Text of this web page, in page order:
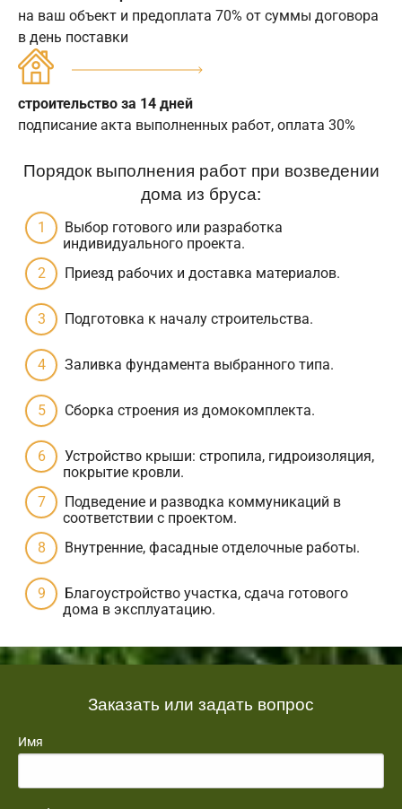
на ваш объект и предоплата 70% от суммы договора
в день поставки
строительство за 14 дней
подписание акта выполненных работ, оплата 30%
Порядок выполнения работ при возведении
дома из бруса:
Выбор готового или разработка
индивидуального проекта.
Приезд рабочих и доставка материалов.
Подготовка к началу строительства.
Заливка фундамента выбранного типа.
Сборка строения из домокомплекта.
Устройство крыши: стропила, гидроизоляция,
покрытие кровли.
Подведение и разводка коммуникаций в
соответствии с проектом.
Внутренние, фасадные отделочные работы.
Благоустройство участка, сдача готового
дома в эксплуатацию.
Заказать или задать вопрос
Имя